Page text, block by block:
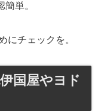
単。
にチェックを。
国屋やヨド